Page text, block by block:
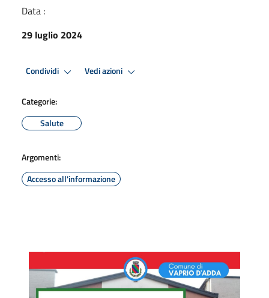
Data :
29 luglio 2024
Condividi Vedi azioni
Categorie:
Salute
Argomenti:
Accesso all'informazione